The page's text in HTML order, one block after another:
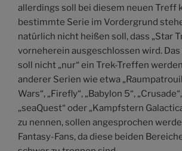
allerdings soll bei diesem neuen Treff
bestimmte Serie im Vordergrund
natürlich nicht heißen soll, dass „Star
vorneherein ausgeschlossen wird. Das
soll nicht „nur“ ein Trek-Treffen
anderer Serien wie etwa
Wars“, „Firefly“, „Babylon 5“,
„seaQuest“ oder „Kampfstern
zu nennen, sollen angesprochen
Fantasy-Fans, da diese beiden